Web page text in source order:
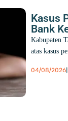
KotaKasus
Bank
Kabupaten
atas kasus
04/08/2026 |